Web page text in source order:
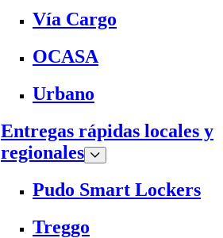
Vía Cargo
OCASA
Urbano
Entregas rápidas locales y
regionales
Pudo Smart Lockers
Treggo